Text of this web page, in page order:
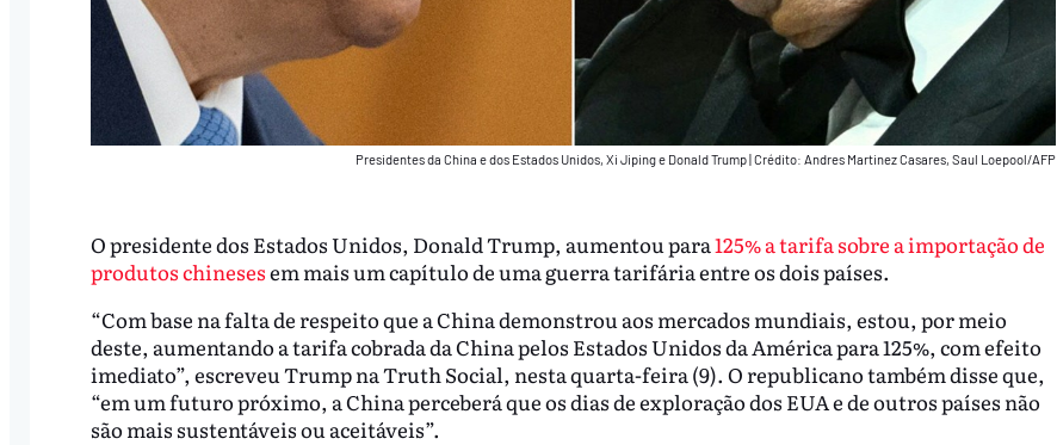
Presidentes da China e dos Estados Unidos, Xi Jiping e Donald Trump Crédito: Andres Martinez Casares, Saul Loepool/AFP
O presidente dos Estados Unidos, Donald Trump, aumentou para125% a tarifa sobre a importação de
produtos chinesesem mais um capítulo de uma guerra tarifária entre os dois países.
“Com base na falta de respeito que a China demonstrou aos mercados mundiais, estou, por meio
deste, aumentando a tarifa cobrada da China pelos Estados Unidos da América para 125%, com efeito
imediato”, escreveu Trump na Truth Social, nesta quarta-feira (9). O republicano também disse que,
“em um futuro próximo, a China perceberá que os dias de exploração dos EUA e de outros países não
são mais sustentáveis ou aceitáveis”.